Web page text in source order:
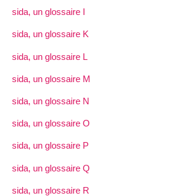
sida, un glossaire I
sida, un glossaire K
sida, un glossaire L
sida, un glossaire M
sida, un glossaire N
sida, un glossaire O
sida, un glossaire P
sida, un glossaire Q
sida, un glossaire R